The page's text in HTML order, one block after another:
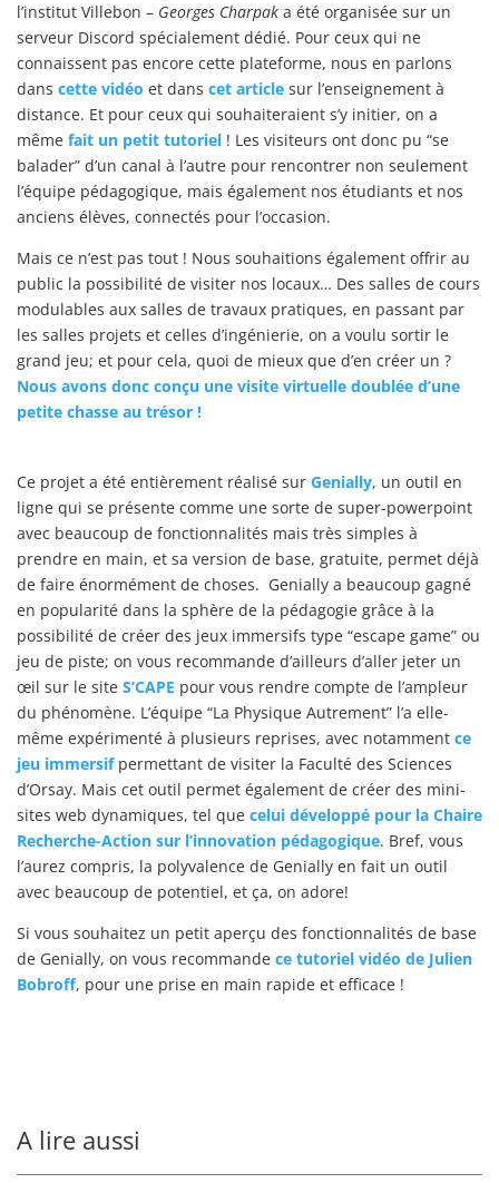
l’institut Villebon – Georges Charpak a été organisée sur un
serveur Discord spécialement dédié. Pour ceux qui ne
connaissent pas encore cette plateforme, nous en parlons
dans cette vidéo et dans cet article sur l’enseignement à
distance. Et pour ceux qui souhaiteraient s’y initier, on a
même fait un petit tutoriel ! Les visiteurs ont donc pu “se
balader” d’un canal à l’autre pour rencontrer non seulement
l’équipe pédagogique, mais également nos étudiants et nos
anciens élèves, connectés pour l’occasion.
Mais ce n’est pas tout ! Nous souhaitions également offrir au
public la possibilité de visiter nos locaux… Des salles de cours
modulables aux salles de travaux pratiques, en passant par
les salles projets et celles d’ingénierie, on a voulu sortir le
grand jeu; et pour cela, quoi de mieux que d’en créer un ?
Nous avons donc conçu une visite virtuelle doublée d’une
petite chasse au trésor !
Ce projet a été entièrement réalisé sur Genially, un outil en
ligne qui se présente comme une sorte de super-powerpoint
avec beaucoup de fonctionnalités mais très simples à
prendre en main, et sa version de base, gratuite, permet déjà
de faire énormément de choses. Genially a beaucoup gagné
en popularité dans la sphère de la pédagogie grâce à la
possibilité de créer des jeux immersifs type “escape game” ou
jeu de piste; on vous recommande d’ailleurs d’aller jeter un
œil sur le site S’CAPE pour vous rendre compte de l’ampleur
du phénomène. L’équipe “La Physique Autrement” l’a elle-
même expérimenté à plusieurs reprises, avec notamment ce
jeu immersifpermettant de visiter la Faculté des Sciences
d’Orsay. Mais cet outil permet également de créer des mini-
sites web dynamiques, tel que celui développé pour la Chaire
Recherche-Action sur l’innovation pédagogique. Bref, vous
l’aurez compris, la polyvalence de Genially en fait un outil
avec beaucoup de potentiel, et ça, on adore!
Si vous souhaitez un petit aperçu des fonctionnalités de base
de Genially, on vous recommande ce tutoriel vidéo de Julien
Bobroff, pour une prise en main rapide et efficace !
A lire aussi